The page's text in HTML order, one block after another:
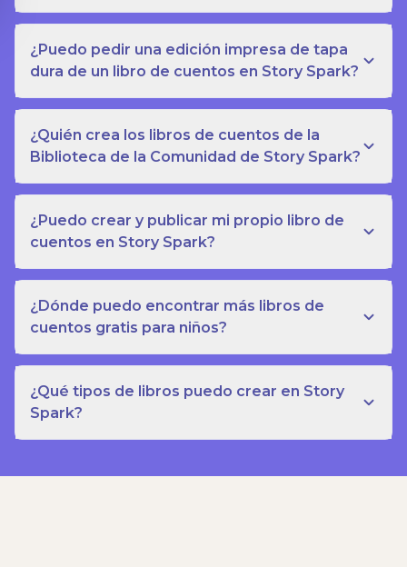
¿Puedo pedir una edición impresa de tapa
dura de un libro de cuentos en Story Spark?
¿Quién crea los libros de cuentos de la
Biblioteca de la Comunidad de Story Spark?
¿Puedo crear y publicar mi propio libro de
cuentos en Story Spark?
¿Dónde puedo encontrar más libros de
cuentos gratis para niños?
¿Qué tipos de libros puedo crear en Story
Spark?